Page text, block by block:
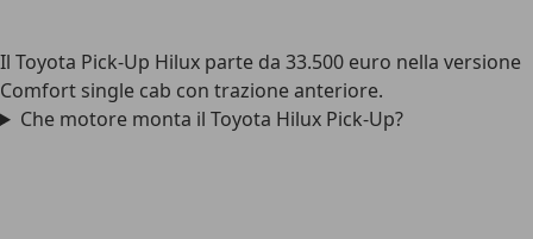
Il Toyota Pick-Up Hilux parte da 33.500 euro nella versione
Comfort single cab con trazione anteriore.
Che motore monta il Toyota Hilux Pick-Up?